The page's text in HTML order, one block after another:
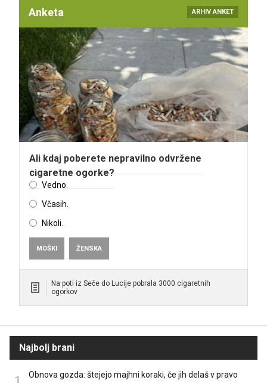
Anketa ARHIV ANKET
Ali kdaj poberete nepravilno odvržene
cigaretne ogorke?
Vedno.
Včasih.
Nikoli.
MOŠKI ŽENSKA
Na poti iz Seče do Lucije pobrala 3000 cigaretnih
ogorkov
Najbolj brani
Obnova gozda: štejejo majhni koraki, če jih delaš v pravo